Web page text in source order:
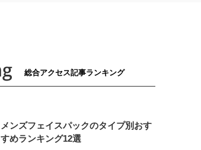
総合アクセス記事ランキング
メンズフェイスパックのタイプ別おす
すめランキング12選